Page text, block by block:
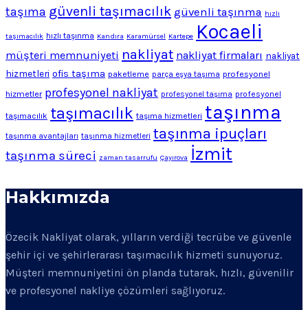
taşıma güvenli taşımacılık güvenli taşınma hızlı
taşımacılık hızlı taşınma Kandıra Karamürsel Kartepe Kocaeli
müşteri memnuniyeti nakliyat nakliyat firmaları nakliyat
hizmetleri ofis taşıma paketleme parça eşya taşıma profesyonel
hizmetler profesyonel nakliyat profesyonel taşıma profesyonel
taşımacılık taşımacılık taşıma hizmetleri taşınma
taşınma avantajları taşınma hizmetleri taşınma ipuçları
taşınma süreci zaman tasarrufu Çayırova İzmit
Hakkımızda
Özecik Nakliyat olarak, yılların verdiği tecrübe ve güvenle
şehir içi ve şehirlerarası taşımacılık hizmeti sunuyoruz.
Müşteri memnuniyetini ön planda tutarak, hızlı, güvenilir
ve profesyonel nakliye çözümleri sağlıyoruz.